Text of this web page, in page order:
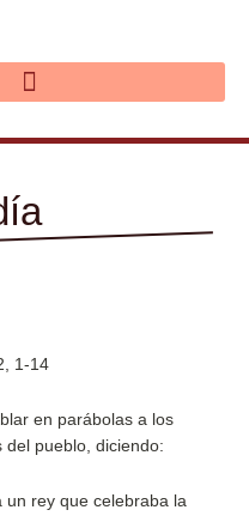
en parábolas a los
del pueblo, diciendo:
un rey que celebraba la